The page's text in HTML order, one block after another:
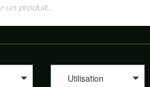
Utilisation